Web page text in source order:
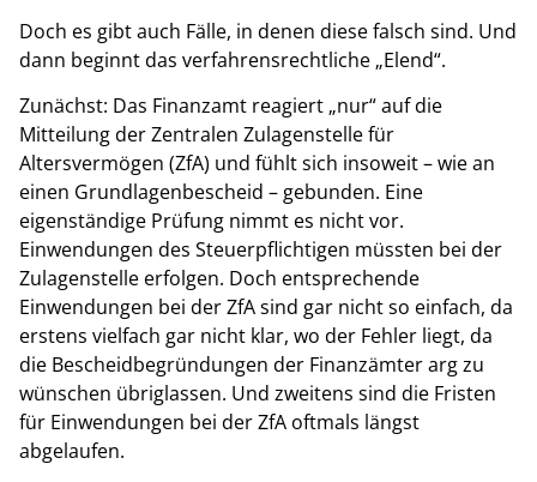
Doch es gibt auch Fälle, in denen diese falsch sind. Und
dann beginnt das verfahrensrechtliche „Elend“.
Zunächst: Das Finanzamt reagiert „nur“ auf die
Mitteilung der Zentralen Zulagenstelle für
Altersvermögen (ZfA) und fühlt sich insoweit – wie an
einen Grundlagenbescheid – gebunden. Eine
eigenständige Prüfung nimmt es nicht vor.
Einwendungen des Steuerpflichtigen müssten bei der
Zulagenstelle erfolgen. Doch entsprechende
Einwendungen bei der ZfA sind gar nicht so einfach, da
erstens vielfach gar nicht klar, wo der Fehler liegt, da
die Bescheidbegründungen der Finanzämter arg zu
wünschen übriglassen. Und zweitens sind die Fristen
für Einwendungen bei der ZfA oftmals längst
abgelaufen.